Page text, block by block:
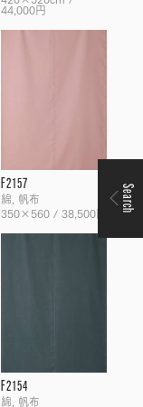
44,000円
F2157
綿, 帆布
350×560 / 38,500円
F2154
綿, 帆布
Search